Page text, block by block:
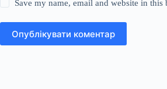
Save my name, email and website in
Опублікувати коментар